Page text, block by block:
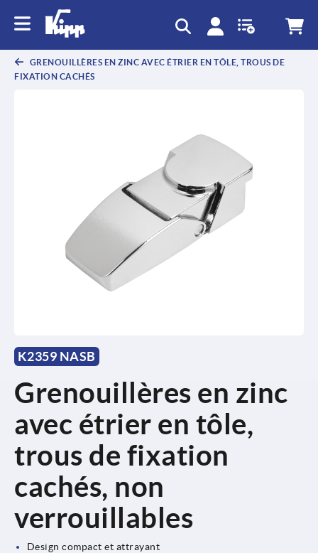
GRENOUILLÈRES EN ZINC AVEC ÉTRIER EN TÔLE, TROUS DE
FIXATION CACHÉS
K2359 NASB
Grenouillères en zinc
avec étrier en tôle,
trous de fixation
cachés, non
verrouillables
Design compact et attrayant